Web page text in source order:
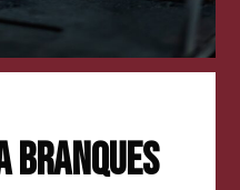
BRANQUES